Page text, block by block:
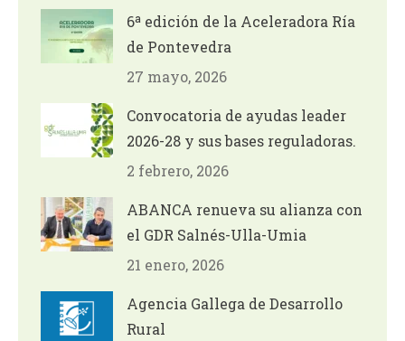
6ª edición de la Aceleradora Ría
de Pontevedra
27 mayo, 2026
Convocatoria de ayudas leader
2026-28 y sus bases reguladoras.
2 febrero, 2026
ABANCA renueva su alianza con
el GDR Salnés-Ulla-Umia
21 enero, 2026
Agencia Gallega de Desarrollo
Rural